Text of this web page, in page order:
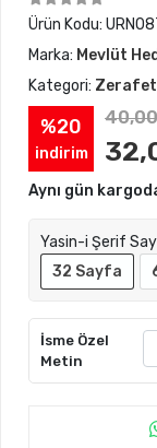
Ürün Kodu:
Marka: Mevlüt
Kategori: Zerafet
%20
indirim
Aynı gün
Yasin-i Şerif
32 Sayfa
İsme Özel
Metin